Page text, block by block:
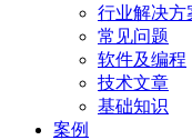
行业解决方
常见问题
软件及编程
技术文章
基础知识
案例